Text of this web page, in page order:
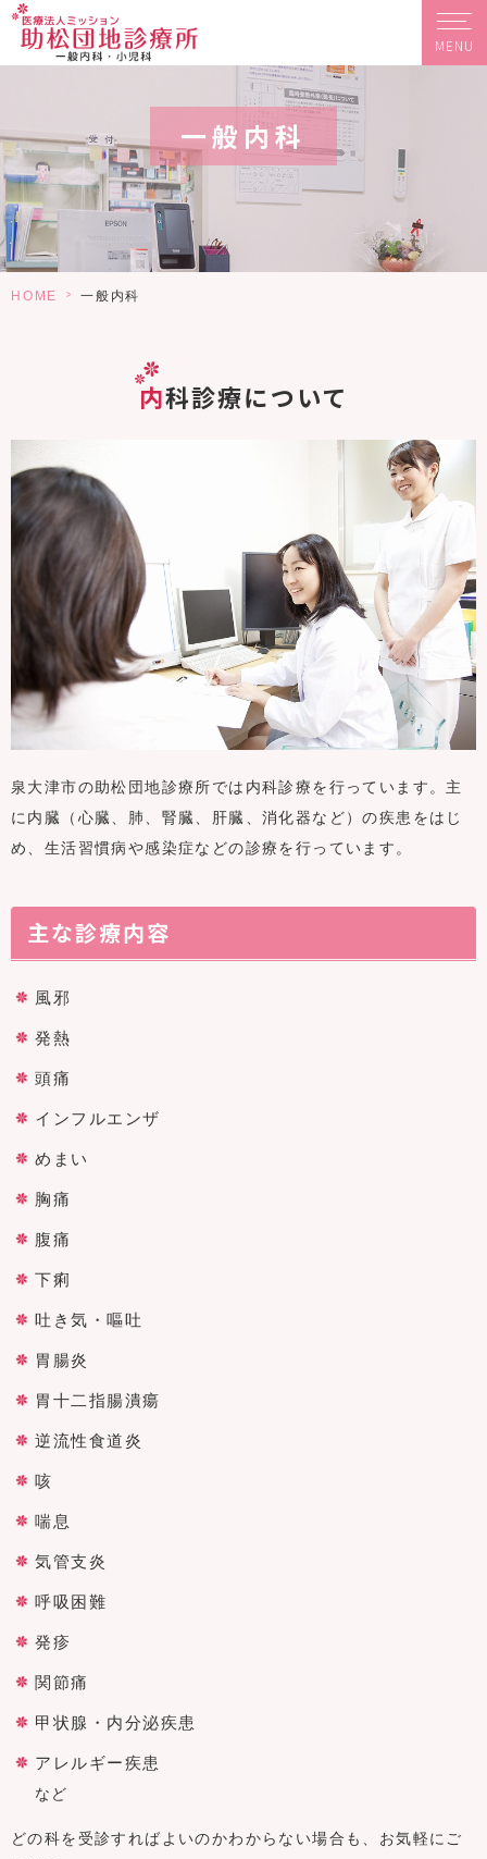
MENU
一般内科
HOME > 一般内科
内科診療について
泉大津市の助松団地診療所では内科診療を行っています。主
に内臓（心臓、肺、腎臓、肝臓、消化器など）の疾患をはじ
め、生活習慣病や感染症などの診療を行っています。
主な診療内容
風邪
発熱
頭痛
インフルエンザ
めまい
胸痛
腹痛
下痢
吐き気・嘔吐
胃腸炎
胃十二指腸潰瘍
逆流性食道炎
咳
喘息
気管支炎
呼吸困難
発疹
関節痛
甲状腺・内分泌疾患
アレルギー疾患
など
どの科を受診すればよいのかわからない場合も、お気軽にご